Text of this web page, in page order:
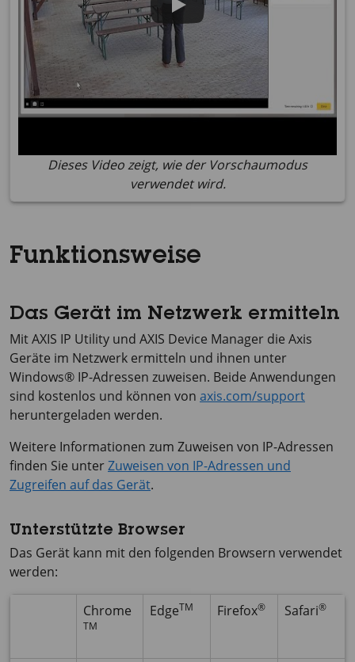
Dieses Video zeigt, wie der Vorschaumodus
verwendet wird.
Funktionsweise
Das Gerät im Netzwerk ermitteln
MitAXIS IP Utility und AXIS Device Manager die Axis
Geräte im Netzwerk ermitteln und ihnen unter
Windows® IP-Adressen zuweisen. Beide Anwendungen
sind kostenlos und können von axis.com/support
heruntergeladen werden.
Weitere Informationen zum Zuweisen von IP-Adressen
finden Sie unterZuweisen von IP-Adressen und
Zugreifen auf das Gerät.
Unterstützte Browser
Das Gerät kann mit den folgenden Browsern verwendet
werden:
Chrome
TM
EdgeTM Firefox® Safari®